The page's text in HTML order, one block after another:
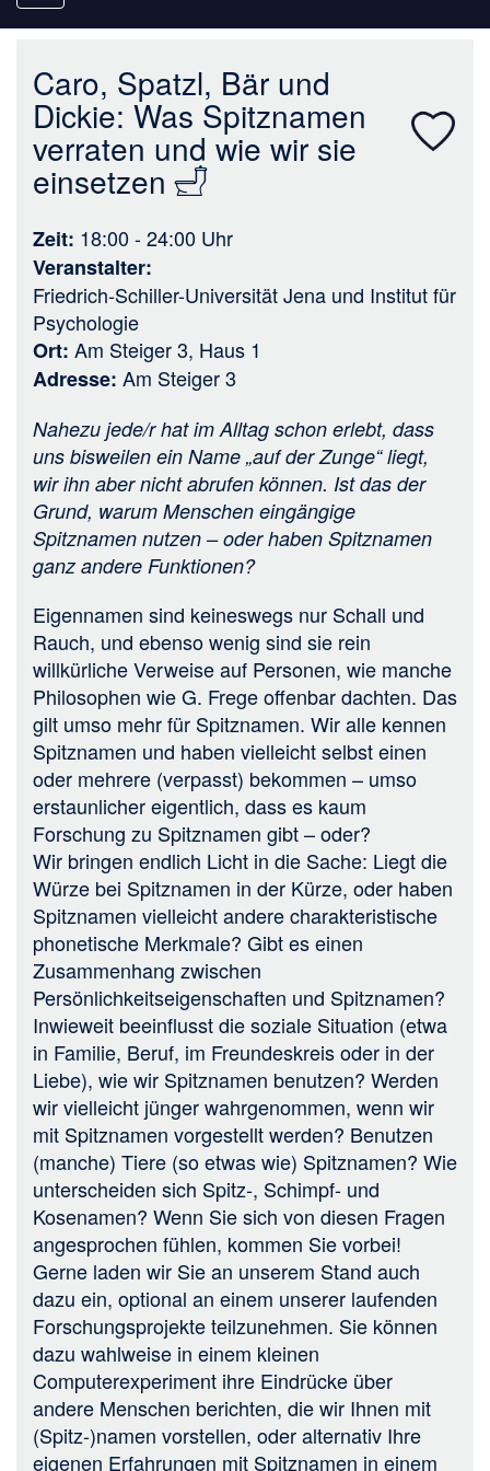
navigation
Caro, Spatzl, Bär und
Dickie: Was Spitznamen
verraten und wie wir sie
einsetzen
Zeit 18:00 - 24:00 Uhr
Veranstalter
Friedrich-Schiller-Universität Jena und Institut für
Psychologie
Ort Am Steiger 3, Haus 1
Adresse Am Steiger 3
Nahezu jede/r hat im Alltag schon erlebt, dass
uns bisweilen ein Name „auf der Zunge“ liegt,
wir ihn aber nicht abrufen können. Ist das der
Grund, warum Menschen eingängige
Spitznamen nutzen – oder haben Spitznamen
ganz andere Funktionen?
Eigennamen sind keineswegs nur Schall und
Rauch, und ebenso wenig sind sie rein
willkürliche Verweise auf Personen, wie manche
Philosophen wie G. Frege offenbar dachten. Das
gilt umso mehr für Spitznamen. Wir alle kennen
Spitznamen und haben vielleicht selbst einen
oder mehrere (verpasst) bekommen – umso
erstaunlicher eigentlich, dass es kaum
Forschung zu Spitznamen gibt – oder?
Wir bringen endlich Licht in die Sache: Liegt die
Würze bei Spitznamen in der Kürze, oder haben
Spitznamen vielleicht andere charakteristische
phonetische Merkmale? Gibt es einen
Zusammenhang zwischen
Persönlichkeitseigenschaften und Spitznamen?
Inwieweit beeinflusst die soziale Situation (etwa
in Familie, Beruf, im Freundeskreis oder in der
Liebe), wie wir Spitznamen benutzen? Werden
wir vielleicht jünger wahrgenommen, wenn wir
mit Spitznamen vorgestellt werden? Benutzen
(manche) Tiere (so etwas wie) Spitznamen? Wie
unterscheiden sich Spitz-, Schimpf- und
Kosenamen? Wenn Sie sich von diesen Fragen
angesprochen fühlen, kommen Sie vorbei!
Gerne laden wir Sie an unserem Stand auch
dazu ein, optional an einem unserer laufenden
Forschungsprojekte teilzunehmen. Sie können
dazu wahlweise in einem kleinen
Computerexperiment ihre Eindrücke über
andere Menschen berichten, die wir Ihnen mit
(Spitz-)namen vorstellen, oder alternativ Ihre
eigenen Erfahrungen mit Spitznamen in einem